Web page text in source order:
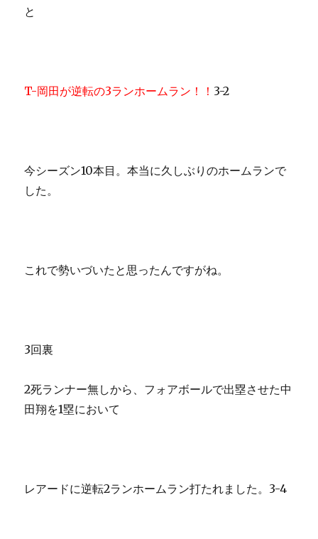
と
T-岡田が逆転の3ランホームラン！！ 3-2
今シーズン10本目。本当に久しぶりのホームランで
した。
これで勢いづいたと思ったんですがね。
3回裏
2死ランナー無しから、フォアボールで出塁させた中
田翔を1塁において
レアードに逆転2ランホームラン打たれました。3-4